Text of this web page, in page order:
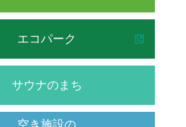
エコパーク
サウナのまち